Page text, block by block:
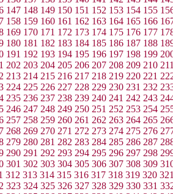
147 148 149 150 151 152 153 154 155
158 159 160 161 162 163 164 165 166
169 170 171 172 173 174 175 176 177
180 181 182 183 184 185 186 187 188
191 192 193 194 195 196 197 198 199
202 203 204 205 206 207 208 209 210
213 214 215 216 217 218 219 220 221
224 225 226 227 228 229 230 231 232
235 236 237 238 239 240 241 242 243
246 247 248 249 250 251 252 253 254
257 258 259 260 261 262 263 264 265
268 269 270 271 272 273 274 275 276
279 280 281 282 283 284 285 286 287
290 291 292 293 294 295 296 297 298
301 302 303 304 305 306 307 308 309
312 313 314 315 316 317 318 319 320
323 324 325 326 327 328 329 330 331